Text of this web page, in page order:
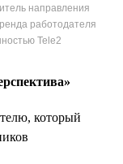
направления
работодателя
Tele2
который